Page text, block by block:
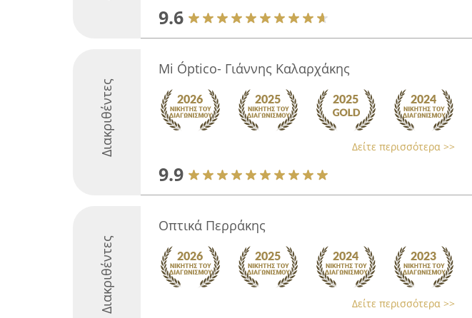
9.6
Διακριθέντες
Mi Óptico- Γιάννης Καλαρχάκης
Δείτε περισσότερα >>
9.9
Διακριθέντες
Οπτικά Περράκης
Δείτε περισσότερα >>